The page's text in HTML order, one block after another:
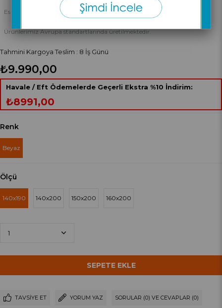
Esneme yapmaz,gıcırtı v.b. problemlerle kesinlikle karşılaşmazsınız.
Ürünlerimiz Avrupa standartlarında üretilmektedir.
Tahmini Kargoya Teslim : 8 İş Günü
₺9.990,00
Havale / Eft Ödemelerde Geçerli Ekstra %10 İndirim:
₺8991,00
Renk
Beyaz
Ölçü
140x190 140x200 150x200 160x200
TAVSIYE ET YORUM YAZ SORULAR (0) VE CEVAPLAR (0)